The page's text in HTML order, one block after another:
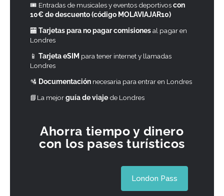
🎟 Entradas de musicales y eventos deportivoscon
10€ de descuento (código MOLAVIAJAR10)
🏧 Tarjetas para no pagar comisionesal pagar en
Londres
📱 Tarjeta eSIM para tener internet y llamadas
Londres
🛂 Documentación necesaria para entrar en Londres
📘La mejorguía de viaje de Londres
Ahorra tiempo y dinero
con los pases turísticos
London Pass